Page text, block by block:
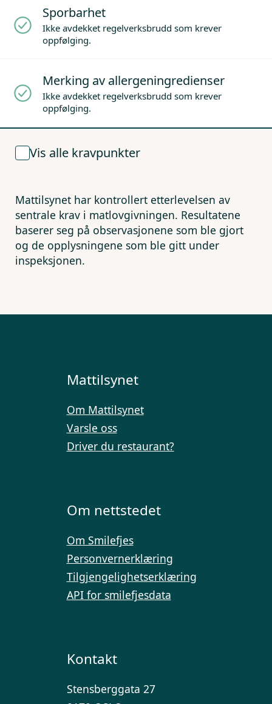
Sporbarhet
Ikke avdekket regelverksbrudd som krever
oppfølging.
Merking av allergeningredienser
Ikke avdekket regelverksbrudd som krever
oppfølging.
Vis alle kravpunkter
Mattilsynet har kontrollert etterlevelsen av
sentrale krav i matlovgivningen. Resultatene
baserer seg på observasjonene som ble gjort
og de opplysningene som ble gitt under
inspeksjonen.
Mattilsynet
Om Mattilsynet
Varsle oss
Driver du restaurant?
Om nettstedet
Om Smilefjes
Personvernerklæring
Tilgjengelighetserklæring
API for smilefjesdata
Kontakt
Stensberggata 27